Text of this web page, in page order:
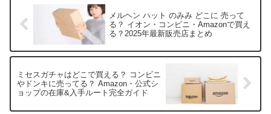
メルヘン ハット のみみ どこに 売って
る？ イオン・コンビニ・Amazonで買え
る？2025年最新販売店まとめ
ミセスガチャはどこで買える？ コンビニ
やドンキに売ってる？ Amazon・公式シ
ョップの在庫&入手ルート完全ガイド